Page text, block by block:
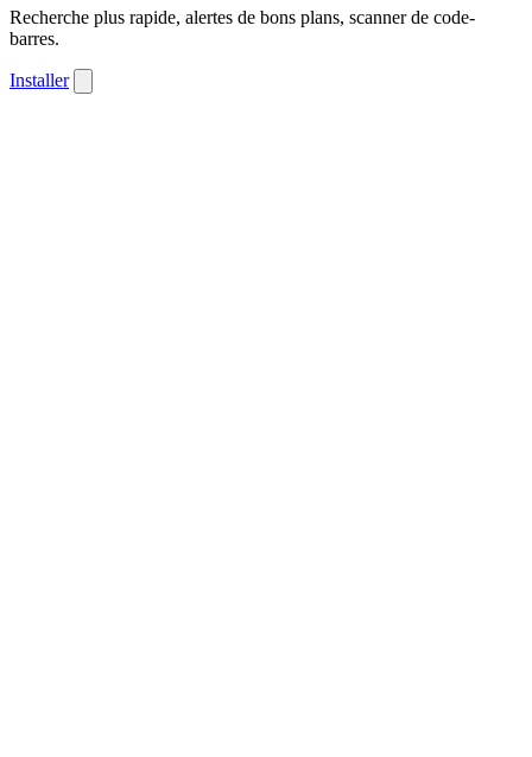
Recherche plus rapide, alertes de bons plans, scanner de code-
barres.
Installer